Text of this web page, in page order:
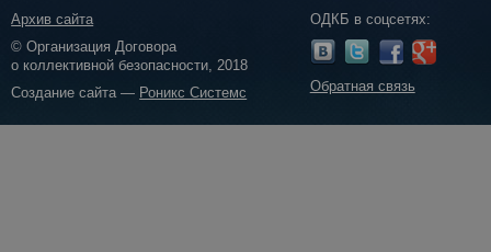
Архив сайта
© Организация Договора
о коллективной безопасности, 2018
Создание сайта — Роникс Системс
ОДКБ в соцсетях:
Обратная связь